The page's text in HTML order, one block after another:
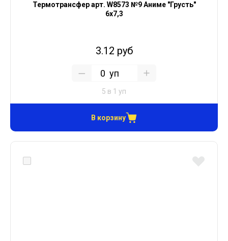
Термотрансфер арт. W8573 №9 Аниме "Грусть"
6х7,3
3.12 руб
уп
5 в 1 уп
В корзину